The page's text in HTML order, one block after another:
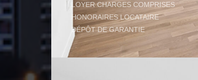
LOYER CHARGES COMPRISES
HONORAIRES LOCATAIRE
DÉPÔT DE GARANTIE